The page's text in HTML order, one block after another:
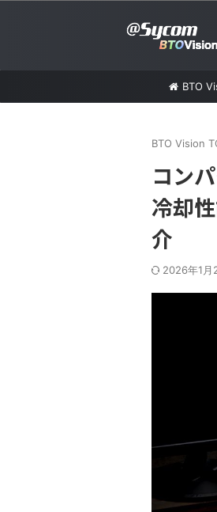
BTO
BTO Vision
コン
冷却
介
2026年1月